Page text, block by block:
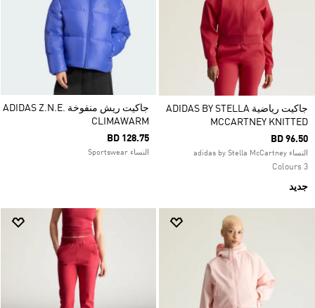
جاكيت رياضية ADIDAS BY STELLA
MCCARTNEY KNITTED
BD 96.50
النساء adidas by Stella McCartney
3 Colours
جديد
جاكيت ريش منفوخة ADIDAS Z.N.E.
CLIMAWARM
BD 128.75
النساء Sportswear